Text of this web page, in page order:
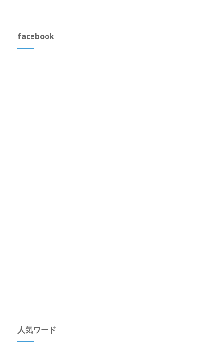
facebook
人気ワード